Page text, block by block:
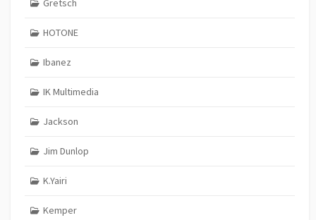
Gretsch
HOTONE
Ibanez
IK Multimedia
Jackson
Jim Dunlop
K.Yairi
Kemper